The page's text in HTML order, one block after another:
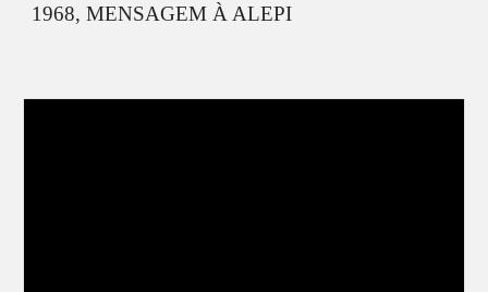
1968, MENSAGEM À ALEPI